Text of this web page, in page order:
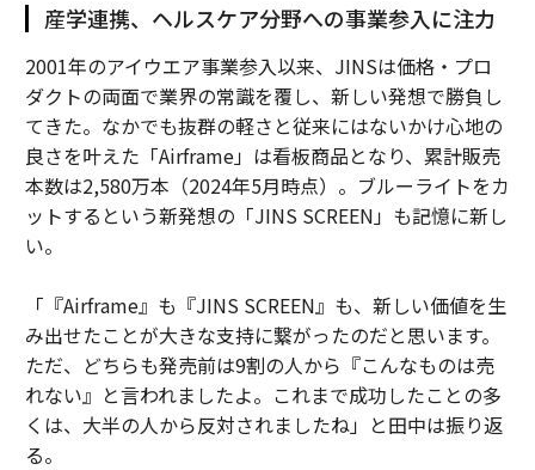
産学連携、ヘルスケア分野への事業参入に注力
2001年のアイウエア事業参入以来、JINSは価格・プロ
ダクトの両面で業界の常識を覆し、新しい発想で勝負し
てきた。なかでも抜群の軽さと従来にはないかけ心地の
良さを叶えた「Airframe」は看板商品となり、累計販売
本数は2,580万本（2024年5月時点）。ブルーライトをカ
ットするという新発想の「JINS SCREEN」も記憶に新し
い。
「『Airframe』も『JINS SCREEN』も、新しい価値を生
み出せたことが大きな支持に繋がったのだと思います。
ただ、どちらも発売前は9割の人から『こんなものは売
れない』と言われましたよ。これまで成功したことの多
くは、大半の人から反対されましたね」と田中は振り返
る。